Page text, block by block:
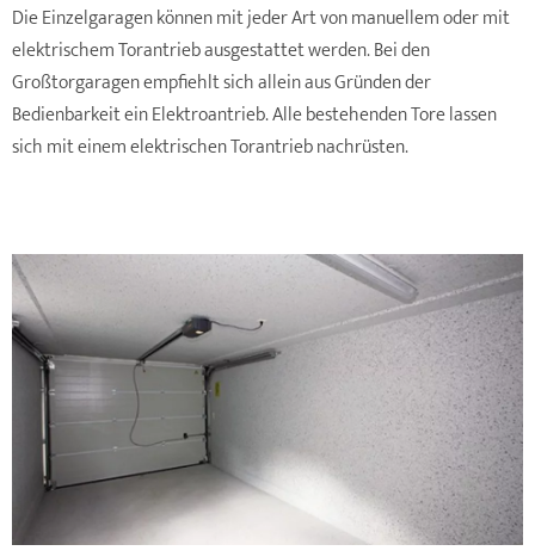
Die Einzelgaragen können mit jeder Art von manuellem oder mit
elektrischem Torantrieb ausgestattet werden. Bei den
Großtorgaragen empfiehlt sich allein aus Gründen der
Bedienbarkeit ein Elektroantrieb. Alle bestehenden Tore lassen
sich mit einem elektrischen Torantrieb nachrüsten.